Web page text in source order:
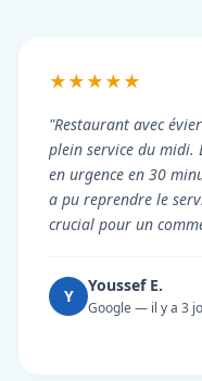
★★★★★
"Restaurant avec
plein service du midi.
en urgence en 30
a pu reprendre le
crucial pour un
Y
Youssef E.
Google — il y a 3